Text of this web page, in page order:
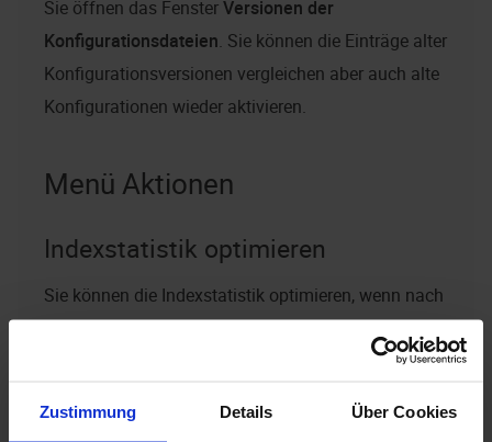
Zustimmung Details Über Cookies
Sie öffnen das FensterVersionen der
Konfigurationsdateien. Sie können die Einträge alter
Konfigurationsversionen vergleichen aber auch alte
Konfigurationen wieder aktivieren.
Menü Aktionen
Indexstatistik optimieren
Sie können die Indexstatistik optimieren, wenn nach
umfangreichen Änderungen im Datenbestand die
Arbeitsgeschwindigkeit im Archiv abgenommen hat.
Benutzerablagen einsehen